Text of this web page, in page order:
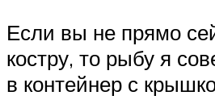
Если вы не прямо
костру, то рыбу я
в контейнер с